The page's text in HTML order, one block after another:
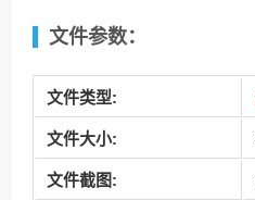
文件参数：
文件类型:
文件大小:
文件截图: